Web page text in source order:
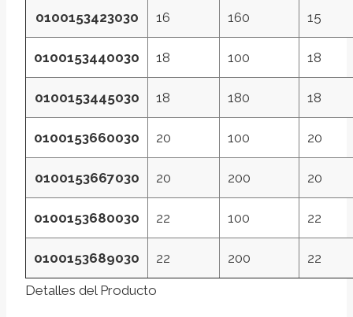
0100153423030 16 160 15
0100153440030 18 100 18
0100153445030 18 180 18
0100153660030 20 100 20
0100153667030 20 200 20
0100153680030 22 100 22
0100153689030 22 200 22
Detalles del Producto